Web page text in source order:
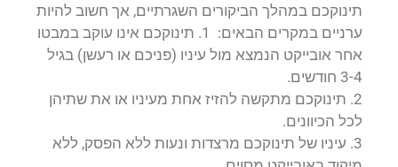
תינוקכם במהלך הביקורים השגרתיים, אך חשוב להיות
ערניים במקרים הבאים: 1. תינוקכם אינו עוקב במבטו
אחר אובייקט הנמצא מול עיניו (פניכם או רעשן) בגיל
3-4 חודשים.
2. תינוקכם מתקשה להזיז אחת מעיניו או את שתיהן
לכל הכיוונים.
3. עיניו של תינוקכם מרצדות ונעות ללא הפסק, ללא